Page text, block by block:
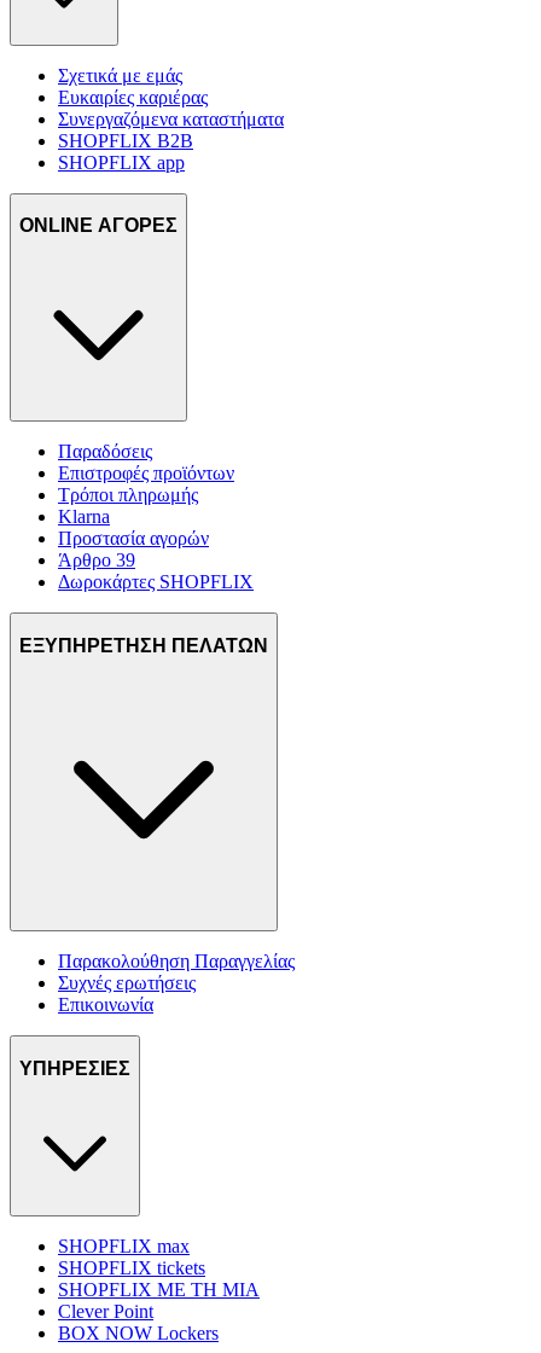
Σχετικά με εμάς
Ευκαιρίες καριέρας
Συνεργαζόμενα καταστήματα
SHOPFLIX B2B
SHOPFLIX app
ONLINE ΑΓΟΡΕΣ
Παραδόσεις
Επιστροφές προϊόντων
Τρόποι πληρωμής
Klarna
Προστασία αγορών
Άρθρο 39
Δωροκάρτες SHOPFLIX
ΕΞΥΠΗΡΕΤΗΣΗ ΠΕΛΑΤΩΝ
Παρακολούθηση Παραγγελίας
Συχνές ερωτήσεις
Επικοινωνία
ΥΠΗΡΕΣΙΕΣ
SHOPFLIX max
SHOPFLIX tickets
SHOPFLIX ΜΕ ΤΗ ΜΙΑ
Clever Point
BOX NOW Lockers